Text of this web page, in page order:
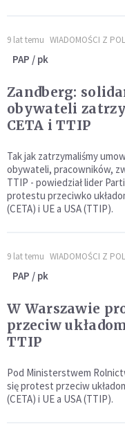
9 lat temu WIADOMOŚCI Z
PAP / pk
Zandberg:
obywateli
CETA i TTIP
Tak jak zatrzymaliśmy
obywateli, pracowników,
TTIP - powiedział lider
protestu przeciwko
(CETA) i UE a USA (TTIP).
9 lat temu WIADOMOŚCI Z
PAP / pk
W Warszawie
przeciw
TTIP
Pod Ministerstwem
się protest przeciw
(CETA) i UE a USA (TTIP).